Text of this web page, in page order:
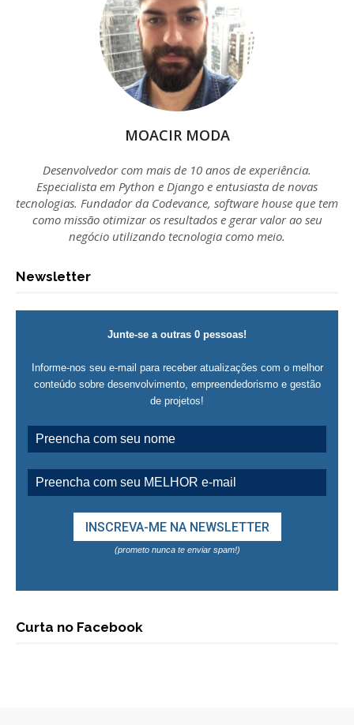
MOACIR MODA
Desenvolvedor com mais de 10 anos de experiência.
Especialista em Python e Django e entusiasta de novas
tecnologias. Fundador da Codevance, software house que tem
como missão otimizar os resultados e gerar valor ao seu
negócio utilizando tecnologia como meio.
Newsletter
Junte-se a outras 0 pessoas!
Informe-nos seu e-mail para receber atualizações com o melhor
conteúdo sobre desenvolvimento, empreendedorismo e gestão
de projetos!
(prometo nunca te enviar spam!)
Curta no Facebook